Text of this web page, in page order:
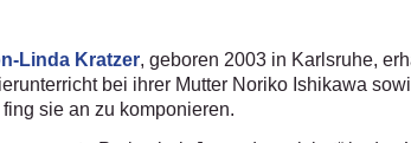
Linda Kratzer, geboren 2003 in Karlsruhe,
bei ihrer Mutter Noriko Ishikawa
fing sie an zu komponieren.